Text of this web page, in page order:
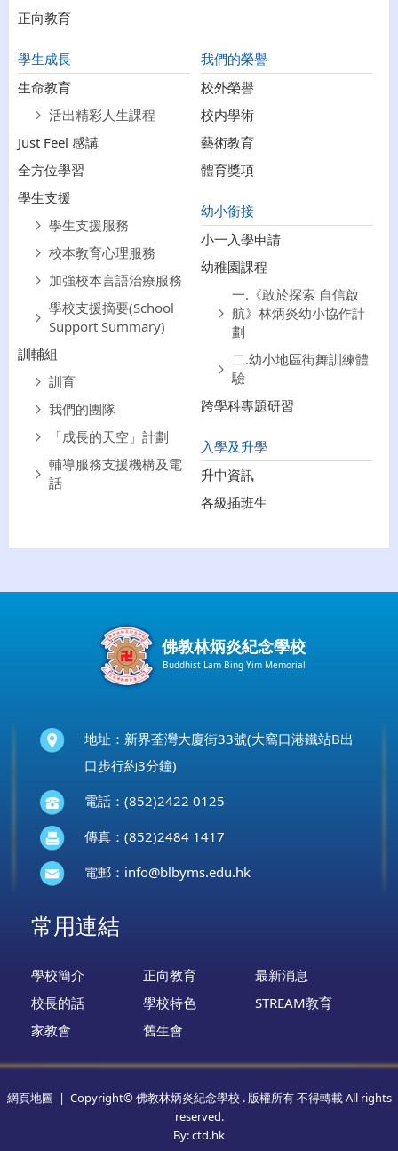
正向教育
學生成長
生命教育
活出精彩人生課程
Just Feel 感講
全方位學習
學生支援
學生支援服務
校本教育心理服務
加強校本言語治療服務
學校支援摘要(School
Support Summary)
訓輔組
訓育
我們的團隊
「成長的天空」計劃
輔導服務支援機構及電
話
我們的榮譽
校外榮譽
校内學術
藝術教育
體育獎項
幼小銜接
小一入學申請
幼稚園課程
一.《敢於探索 自信啟
航》林炳炎幼小協作計
劃
二.幼小地區街舞訓練體
驗
跨學科專題研習
入學及升學
升中資訊
各級插班生
佛教林炳炎紀念學校
Buddhist Lam Bing Yim Memorial
地址：新界荃灣大廈街33號(大窩口港鐵站B出
口步行約3分鐘)
電話：(852)2422 0125
傳真：(852)2484 1417
電郵： info@blbyms.edu.hk
常用連結
學校簡介 正向教育
最新消息
校長的話
學校特色
STREAM教育
家教會
舊生會
網頁地圖 | Copyright© 佛教林炳炎紀念學校 . 版權所有 不得轉載 All rights
reserved.
By: ctd.hk